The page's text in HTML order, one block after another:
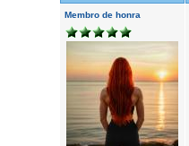
Membro de honra